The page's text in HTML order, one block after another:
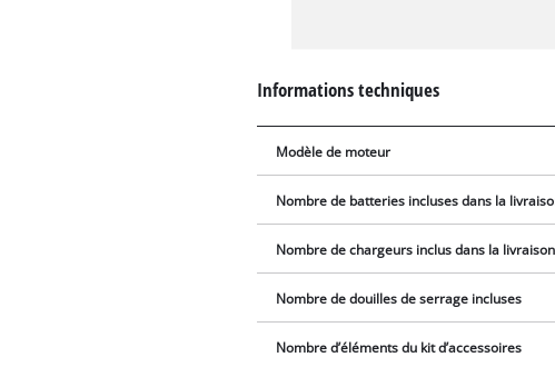
Informations techniques
Modèle de moteur
Nombre de batteries incluses dans la
Nombre de chargeurs inclus dans la livraison
Nombre de douilles de serrage incluses
Nombre d’éléments du kit d’accessoires